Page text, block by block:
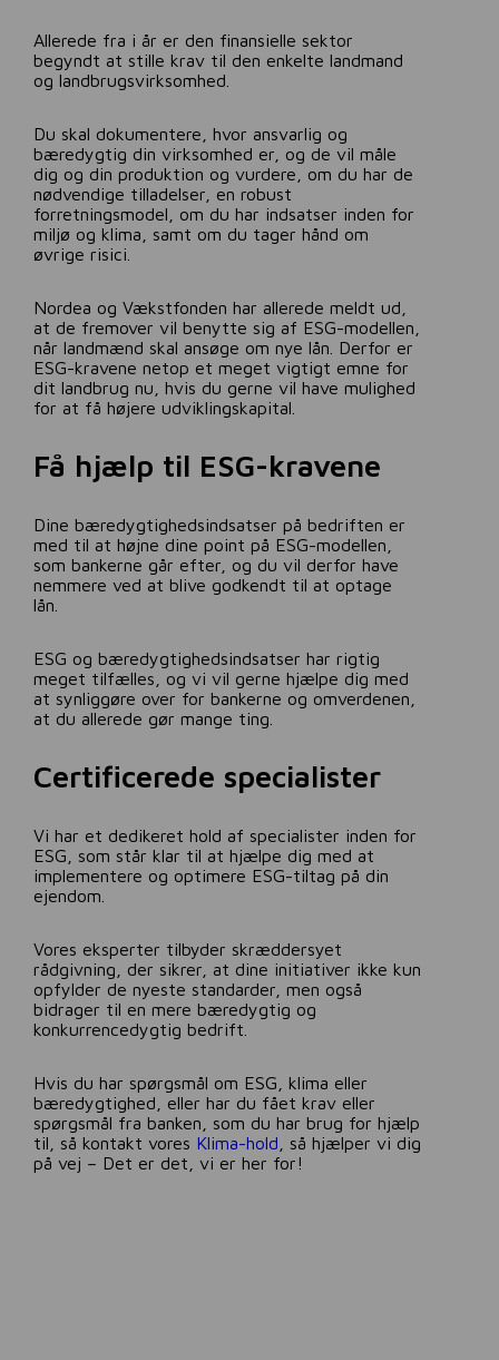
Allerede fra i år er den finansielle sektor
begyndt at stille krav til den enkelte landmand
og landbrugsvirksomhed.
Du skal dokumentere, hvor ansvarlig og
bæredygtig din virksomhed er, og de vil måle
dig og din produktion og vurdere, om du har de
nødvendige tilladelser, en robust
forretningsmodel, om du har indsatser inden for
miljø og klima, samt om du tager hånd om
øvrige risici.
Nordea og Vækstfonden har allerede meldt ud,
at de fremover vil benytte sig af ESG-modellen,
når landmænd skal ansøge om nye lån. Derfor er
ESG-kravene netop et meget vigtigt emne for
dit landbrug nu, hvis du gerne vil have mulighed
for at få højere udviklingskapital.
Få hjælp til ESG-kravene
Dine bæredygtighedsindsatser på bedriften er
med til at højne dine point på ESG-modellen,
som bankerne går efter, og du vil derfor have
nemmere ved at blive godkendt til at optage
lån.
ESG og bæredygtighedsindsatser har rigtig
meget tilfælles, og vi vil gerne hjælpe dig med
at synliggøre over for bankerne og omverdenen,
at du allerede gør mange ting.
Certificerede specialister
Vi har et dedikeret hold af specialister inden for
ESG, som står klar til at hjælpe dig med at
implementere og optimere ESG-tiltag på din
ejendom.
Vores eksperter tilbyder skræddersyet
rådgivning, der sikrer, at dine initiativer ikke kun
opfylder de nyeste standarder, men også
bidrager til en mere bæredygtig og
konkurrencedygtig bedrift.
Hvis du har spørgsmål om ESG, klima eller
bæredygtighed, eller har du fået krav eller
spørgsmål fra banken, som du har brug for hjælp
til, så kontakt vores Klima-hold , så hjælper vi dig
på vej – Det er det, vi er her for!